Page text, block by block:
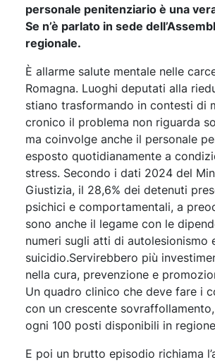
personale penitenziario è una
Se n’è parlato in sede
regionale.
È allarme salute mentale nelle
Romagna. Luoghi deputati alla
stiano trasformando in contesti di
cronico il problema non riguarda
ma coinvolge anche il personale
esposto quotidianamente a
stress. Secondo i dati 2024 del
Giustizia, il 28,6% dei detenuti
psichici e comportamentali, a
sono anche il legame con le
numeri sugli atti di autolesionismo
suicidio.Servirebbero più
nella cura, prevenzione e
Un quadro clinico che deve fare i
con un crescente
ogni 100 posti disponibili in
E poi un brutto episodio richiama